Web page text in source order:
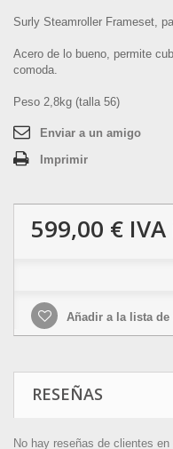
Surly Steamroller Frameset,
Acero de lo bueno, permite
comoda.
Peso 2,8kg (talla 56)
Enviar a un amigo
Imprimir
599,00 €
Añadir a la lista de
RESEÑAS
No hay reseñas de clientes